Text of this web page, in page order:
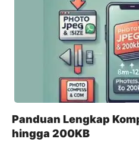
Panduan Lengkap
hingga 200KB